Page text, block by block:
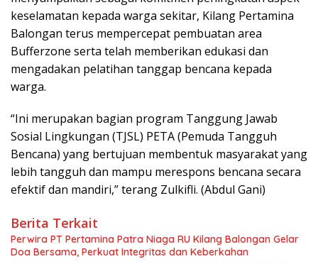
keselamatan kepada warga sekitar, Kilang Pertamina
Balongan terus mempercepat pembuatan area
Bufferzone serta telah memberikan edukasi dan
mengadakan pelatihan tanggap bencana kepada
warga.
“Ini merupakan bagian program Tanggung Jawab
Sosial Lingkungan (TJSL) PETA (Pemuda Tangguh
Bencana) yang bertujuan membentuk masyarakat yang
lebih tangguh dan mampu merespons bencana secara
efektif dan mandiri,” terang Zulkifli. (Abdul Gani)
Berita Terkait
Perwira PT Pertamina Patra Niaga RU Kilang Balongan Gelar
Doa Bersama, Perkuat Integritas dan Keberkahan